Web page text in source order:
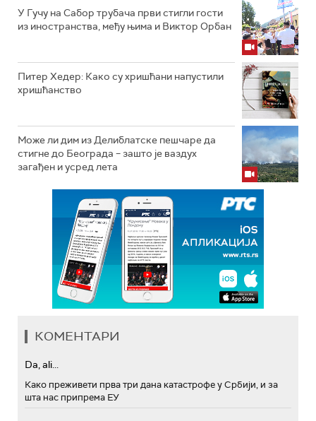
У Гучу на Сабор трубача први стигли гости
из иностранства, међу њима и Виктор Орбан
Питер Хедер: Како су хришћани напустили
хришћанство
Може ли дим из Делиблатске пешчаре да
стигне до Београда – зашто је ваздух
загађен и усред лета
КОМЕНТАРИ
Da, ali...
Како преживети прва три дана катастрофе у Србији, и за
шта нас припрема ЕУ